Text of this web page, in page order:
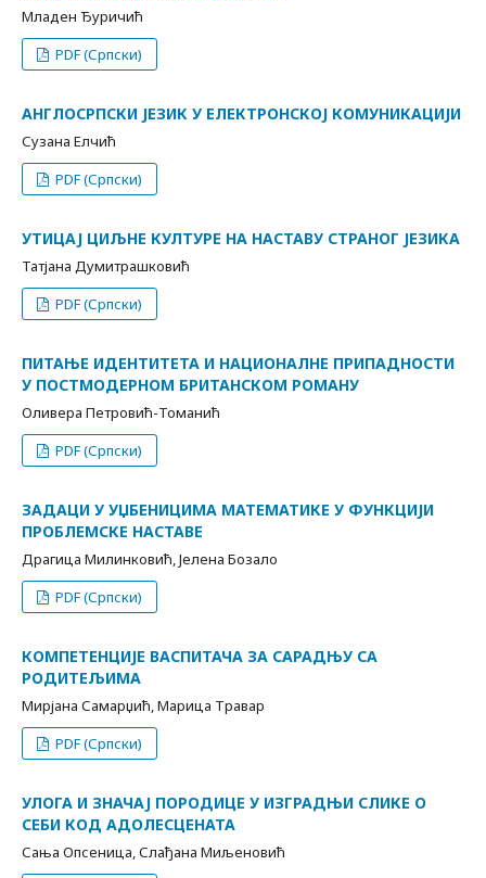
Младен Ђуричић
PDF (Српски)
АНГЛОСРПСКИ ЈЕЗИК У ЕЛЕКТРОНСКОЈ КОМУНИКАЦИЈИ
Сузана Елчић
PDF (Српски)
УТИЦАЈ ЦИЉНЕ КУЛТУРЕ НА НАСТАВУ СТРАНОГ ЈЕЗИКА
Татјана Думитрашковић
PDF (Српски)
ПИТАЊЕ ИДЕНТИТЕТА И НАЦИОНАЛНЕ ПРИПАДНОСТИ
У ПОСТМОДЕРНОМ БРИТАНСКОМ РОМАНУ
Оливера Петровић-Томанић
PDF (Српски)
ЗАДАЦИ У УЏБЕНИЦИМА МАТЕМАТИКЕ У ФУНКЦИЈИ
ПРОБЛЕМСКЕ НАСТАВЕ
Драгица Милинковић, Јелена Бозало
PDF (Српски)
КОМПЕТЕНЦИЈЕ ВАСПИТАЧА ЗА САРАДЊУ СА
РОДИТЕЉИМА
Мирјана Самарџић, Марица Травар
PDF (Српски)
УЛОГА И ЗНАЧАЈ ПОРОДИЦЕ У ИЗГРАДЊИ СЛИКЕ О
СЕБИ КОД АДОЛЕСЦЕНАТА
Сања Опсеница, Слађана Миљеновић